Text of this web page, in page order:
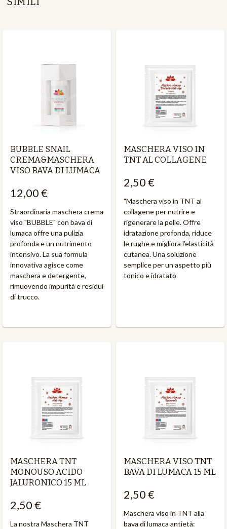
BUBBLE SNAIL
CREMA&MASCHERA
VISO BAVA DI LUMACA
12,00 €
Straordinaria maschera crema
viso "BUBBLE" con bava di
lumaca offre una pulizia
profonda e un nutrimento
intensivo. La sua formula
innovativa agisce come
maschera e detergente,
rimuovendo impurità e residui
di trucco.
MASCHERA VISO IN
TNT AL COLLAGENE
2,50 €
"Maschera viso in TNT al
collagene per nutrire e
rigenerare la pelle. Offre
idratazione profonda, riduce
le rughe e migliora l'elasticità
cutanea. Una soluzione
semplice per un aspetto più
tonico e idratato
MASCHERA TNT
MONOUSO ACIDO
JALURONICO 15 ML
2,50 €
La nostra Maschera TNT
MASCHERA VISO TNT
BAVA DI LUMACA 15 ML
2,50 €
Maschera viso in TNT alla
bava di lumaca antietà: